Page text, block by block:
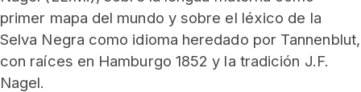
primer mapa del mundo y sobre el léxico de la
Selva Negra como idioma heredado por Tannenblut,
con raíces en Hamburgo 1852 y la tradición J.F.
Nagel.